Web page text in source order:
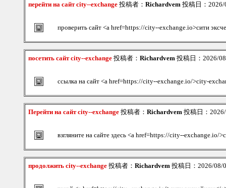
перейти на сайт city--exchange 投稿者： Richardvem 投稿日：
проверить сайт <a href=https://city--exchange.io>сити
посетить сайт city--exchange 投稿者： Richardvem 投稿日：2026/
ссылка на сайт <a href=https://city--exchange.io/>city-
Перейти на сайт city--exchange 投稿者： Richardvem 投稿日：
взгляните на сайте здесь <a href=https://city--exchange.io/
продолжить city--exchange 投稿者： Richardvem 投稿日：2026/08/